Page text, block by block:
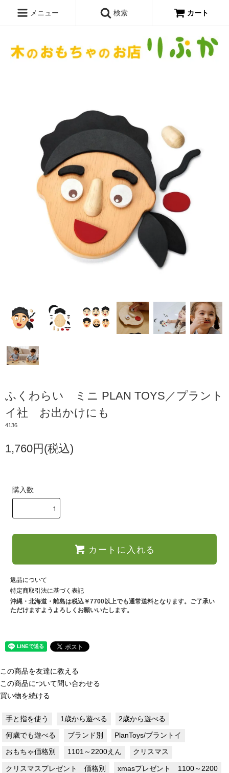
メニュー 検索 カート
ふくわらい ミニ PLAN TOYS／プラント
イ社 お出かけにも
4136
1,760円(税込)
購入数
カートに入れる
返品について
特定商取引法に基づく表記
沖縄・北海道・離島は税込￥7700以上でも通常送料となります。ご了承い
ただけますようよろしくお願いいたします。
この商品を友達に教える
この商品について問い合わせる
買い物を続ける
手と指を使う 1歳から遊べる 2歳から遊べる
何歳でも遊べる ブランド別 PlanToys/プラントイ
おもちゃ価格別 1101～2200えん クリスマス
クリスマスプレゼント 価格別 xmasプレゼント 1100～2200